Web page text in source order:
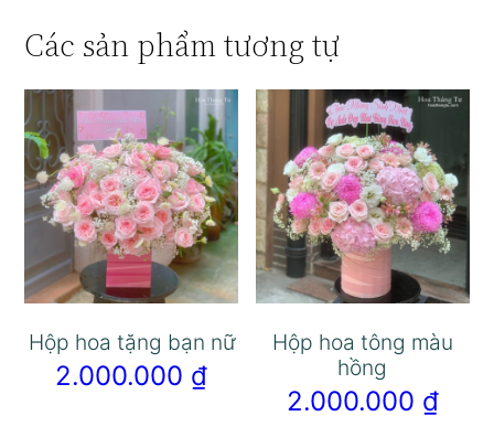
Các sản phẩm tương tự
Hộp hoa tặng bạn nữ
2.000.000 ₫
Hộp hoa tông màu
hồng
2.000.000 ₫